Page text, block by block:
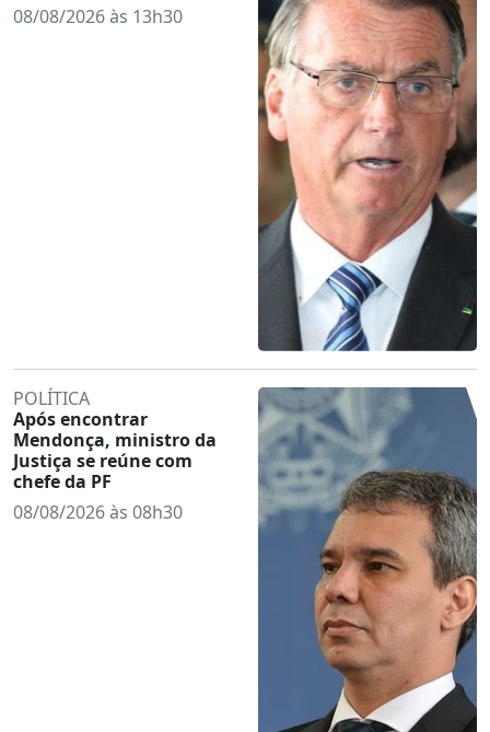
08/08/2026 às 13h30
POLÍTICA
Após encontrar
Mendonça, ministro da
Justiça se reúne com
chefe da PF
08/08/2026 às 08h30